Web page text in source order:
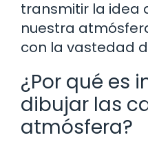
transmitir la idea
nuestra
con la vastedad
¿Por qué es
dibujar las
atmósfera?